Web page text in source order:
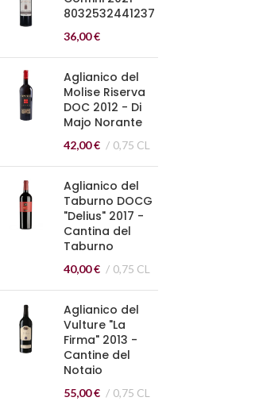
8032532441237
36,00€
Aglianico del
Molise Riserva
DOC 2012 - Di
Majo Norante
42,00€ 0,75 CL
Aglianico del
Taburno DOCG
"Delius" 2017 -
Cantina del
Taburno
40,00€ 0,75 CL
Aglianico del
Vulture "La
Firma" 2013 -
Cantine del
Notaio
55,00€ 0,75 CL